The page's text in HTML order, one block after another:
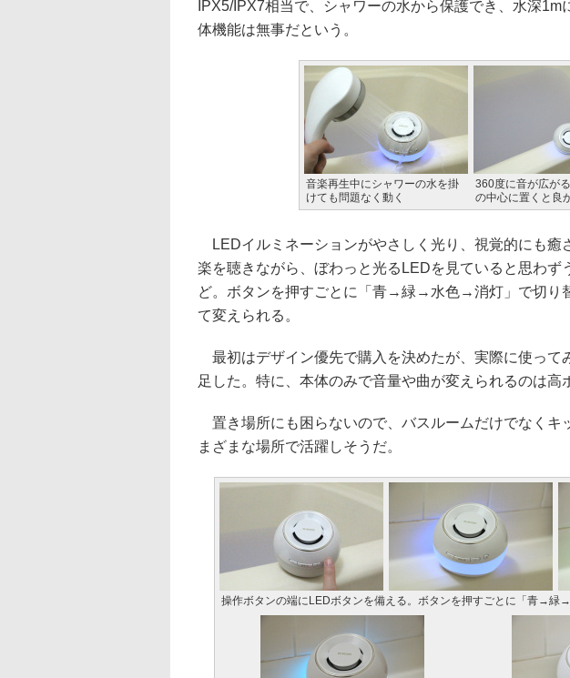
IPX5/IPX7相当で、シャワーの水から保護でき、水深1m
体機能は無事だという。
音楽再生中にシャワーの水を掛
けても問題なく動く
360度に音が広が
の中心に置くと良
LEDイルミネーションがやさしく光り、視覚的にも癒
楽を聴きながら、ぼわっと光るLEDを見ていると思わず
ど。ボタンを押すごとに「青→緑→水色→消灯」で切り
て変えられる。
最初はデザイン優先で購入を決めたが、実際に使って
足した。特に、本体のみで音量や曲が変えられるのは高
置き場所にも困らないので、バスルームだけでなくキ
まざまな場所で活躍しそうだ。
操作ボタンの端にLEDボタンを備える。ボタンを押すごとに「青→緑